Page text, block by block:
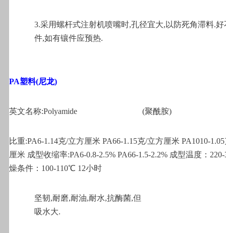
3.采用螺杆式注射机喷嘴时,孔径宜大,以防死角滞料.好
件,如有镶件应预热.
PA塑料(尼龙)
英文名称:Polyamide (聚酰胺)
比重:PA6-1.14克/立方厘米 PA66-1.15克/立方厘米 PA1010-
厘米 成型收缩率:PA6-0.8-2.5% PA66-1.5-2.2% 成型温度：
燥条件：100-110℃ 12小时
坚韧,耐磨,耐油,耐水,抗酶菌,但
吸水大.